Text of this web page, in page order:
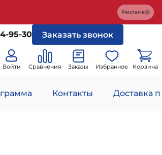
Реклама
95-30 Заказать звонок
Войти Сравнения Заказы Избранное Корзина
Контакты Доставка